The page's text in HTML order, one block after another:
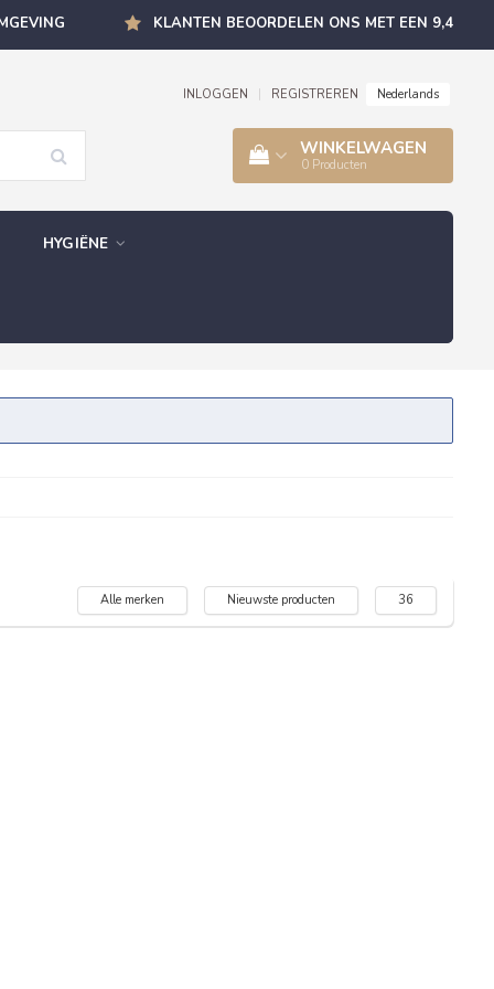
KLANTEN BEOORDELEN ONS MET EEN 9,4
INLOGGEN REGISTREREN Nederlands
WINKELWAGEN
0 Producten
HYGIËNE
Alle merken Nieuwste producten 36